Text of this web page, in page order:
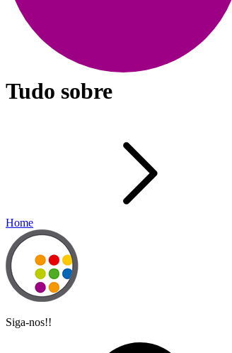
Tudo sobre
Home
Siga-nos!!